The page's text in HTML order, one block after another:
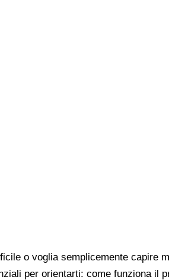
o voglia semplicemente capire
per orientarti: come funziona il